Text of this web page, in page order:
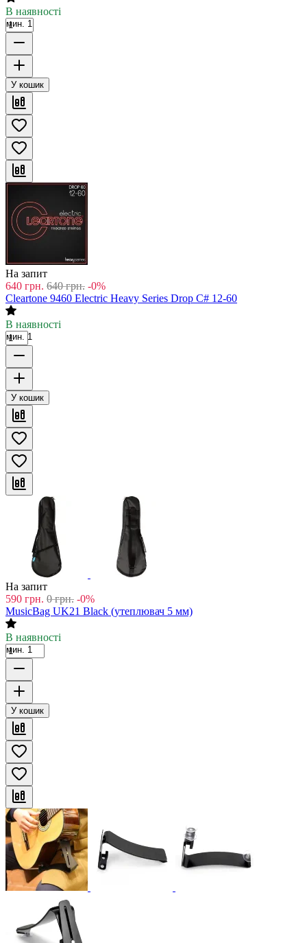
В наявності
мин. 1
У кошик
На запит
640 грн. 640 грн. -0%
Cleartone 9460 Electric Heavy Series Drop C# 12-60
В наявності
мин. 1
У кошик
На запит
590 грн. 0 грн. -0%
MusicBag UK21 Black (утеплювач 5 мм)
В наявності
мин. 1
У кошик